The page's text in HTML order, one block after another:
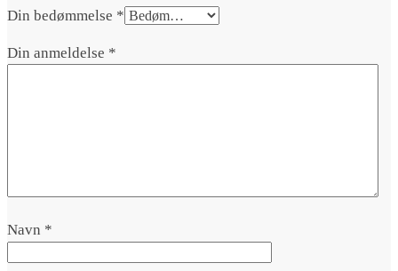
Din bedømmelse *
Din anmeldelse *
Navn *